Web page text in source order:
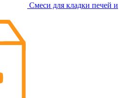
Смеси для кладки печей и